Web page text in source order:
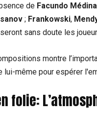
de Facundo Médina
; Frankowski,
seront sans doute les
montre
lui-même pour espérer
folie: